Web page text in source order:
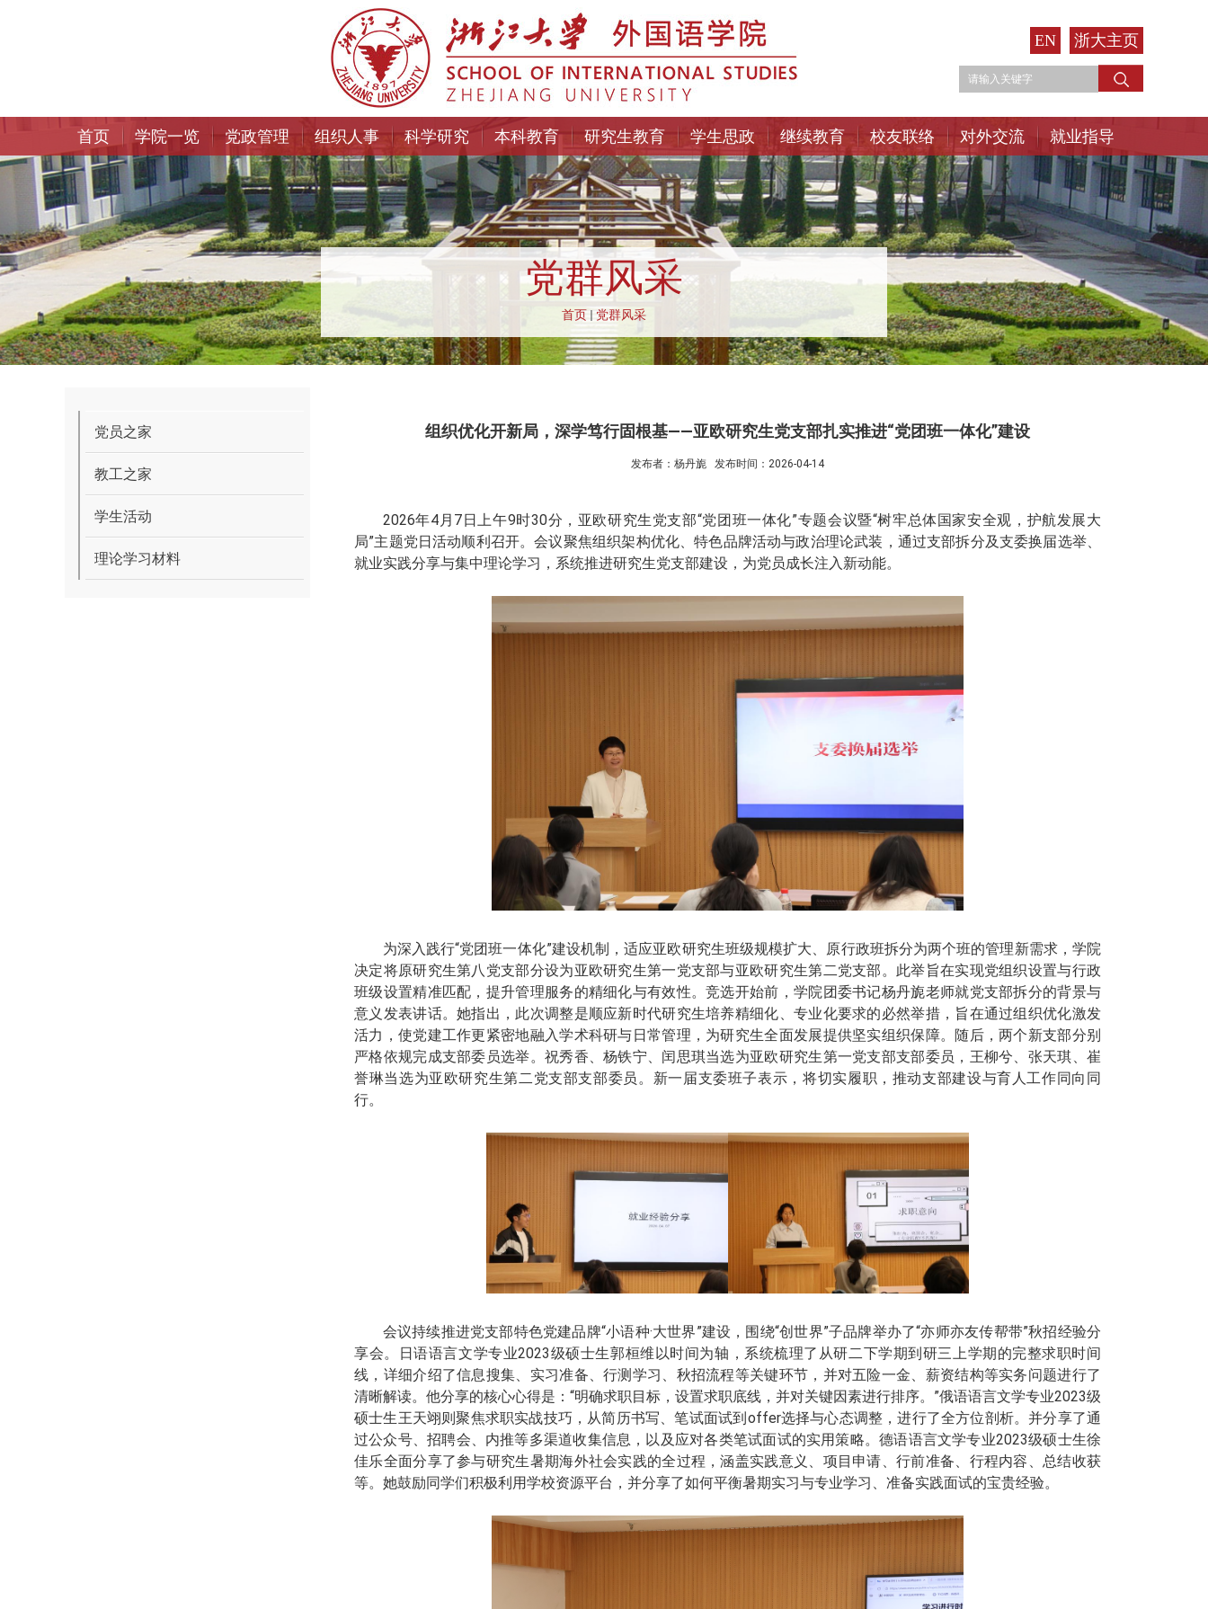
EN 浙大主页
首页 学院一览 党政管理 组织人事 科学研究 本科教育 研究生教育 学生思政 继续教育 校友联络 对外交流 就业指导
党群风采
首页 党群风采
党员之家
教工之家
学生活动
理论学习材料
组织优化开新局，深学笃行固根基——亚欧研究生党支部扎实推进“党团班一体化”建设
发布者：杨丹旎 发布时间：2026-04-14
2026年4月 7日上午9时30分，亚欧研究生党支部“党团班一体化”专题会议暨“树牢总体国家安全观，护航发展大
局”主题党日活动顺利召开。会议聚焦组织架构优化、特色品牌活动与政治理论武装，通过支部拆分及支委换届选举、
就业实践分享与集中理论学习，系统推进研究生党支部建设，为党员成长注入新动能。
为深入践行“党团班一体化”建设机制，适应亚欧研究生班级规模扩大、原行政班拆分为两个班的管理新需求，学院
决定将原研究生第八党支部分设为亚欧研究生第一党支部与亚欧研究生第二党支部。此举旨在实现党组织设置与行政
班级设置精准匹配，提升管理服务的精细化与有效性。竞选开始前，学院团委书记杨丹旎老师就党支部拆分的背景与
意义发表讲话。她指出，此次调整是顺应新时代研究生培养精细化、专业化要求的必然举措，旨在通过组织优化激发
活力，使党建工作更紧密地融入学术科研与日常管理，为研究生全面发展提供坚实组织保障。随后，两个新支部分别
严格依规完成支部委员选举。祝秀香、杨铁宁、闰思琪当选为亚欧研究生第一党支部支部委员，王柳兮、张天琪、崔
誉琳当选为亚欧研究生第二党支部支部委员。新一届支委班子表示，将切实履职，推动支部建设与育人工作同向同
行。
会议持续推进党支部特色党建品牌“小语种·大世界”建设，围绕“创世界”子品牌举办了“亦师亦友传帮带”秋招经验分
享会。日语语言文学专业2023级硕士生郭桓维以时间为轴，系统梳理了从研二下学期到研三上学期的完整求职时间
线，详细介绍了信息搜集、实习准备、行测学习、秋招流程等关键环节，并对五险一金、薪资结构等实务问题进行了
清晰解读。他分享的核心心得是：“明确求职目标，设置求职底线，并对关键因素进行排序。”俄语语言文学专业2023级
硕士生王天翊则聚焦求职实战技巧，从简历书写、笔试面试到offer选择与心态调整，进行了全方位剖析。并分享了通
过公众号、招聘会、内推等多渠道收集信息，以及应对各类笔试面试的实用策略。德语语言文学专业2023级硕士生徐
佳乐全面分享了参与研究生暑期海外社会实践的全过程，涵盖实践意义、项目申请、行前准备、行程内容、总结收获
等。她鼓励同学们积极利用学校资源平台，并分享了如何平衡暑期实习与专业学习、准备实践面试的宝贵经验。